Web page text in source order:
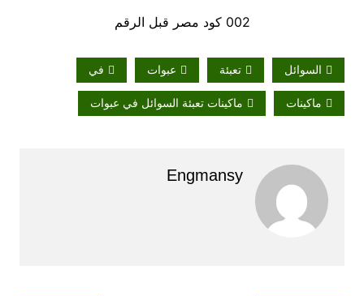
002 كود مصر قبل الرقم
السوائل تعبئة عبوات في
ماكينات ماكينات تعبئة السوائل في عبوات
Engmansy